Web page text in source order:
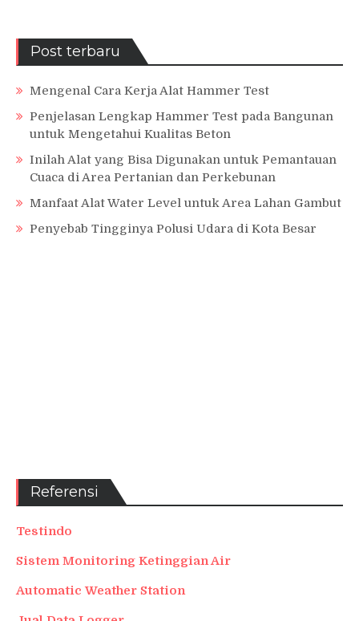
Post terbaru
Mengenal Cara Kerja Alat Hammer Test
Penjelasan Lengkap Hammer Test pada Bangunan
untuk Mengetahui Kualitas Beton
Inilah Alat yang Bisa Digunakan untuk Pemantauan
Cuaca di Area Pertanian dan Perkebunan
Manfaat Alat Water Level untuk Area Lahan Gambut
Penyebab Tingginya Polusi Udara di Kota Besar
Referensi
Testindo
Sistem Monitoring Ketinggian Air
Automatic Weather Station